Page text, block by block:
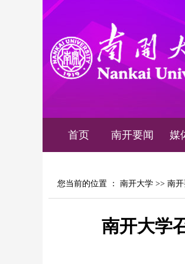
首页 南开要闻 媒
您当前的位置 ： 南开大学 >> 南开
南开大学